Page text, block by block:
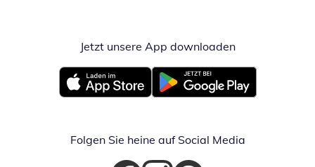
Jetzt unsere App downloadenÖffnet in
Öffnet in neuem FensterÖffnet in neuem Fenster
Folgen Sie heine auf Social Media